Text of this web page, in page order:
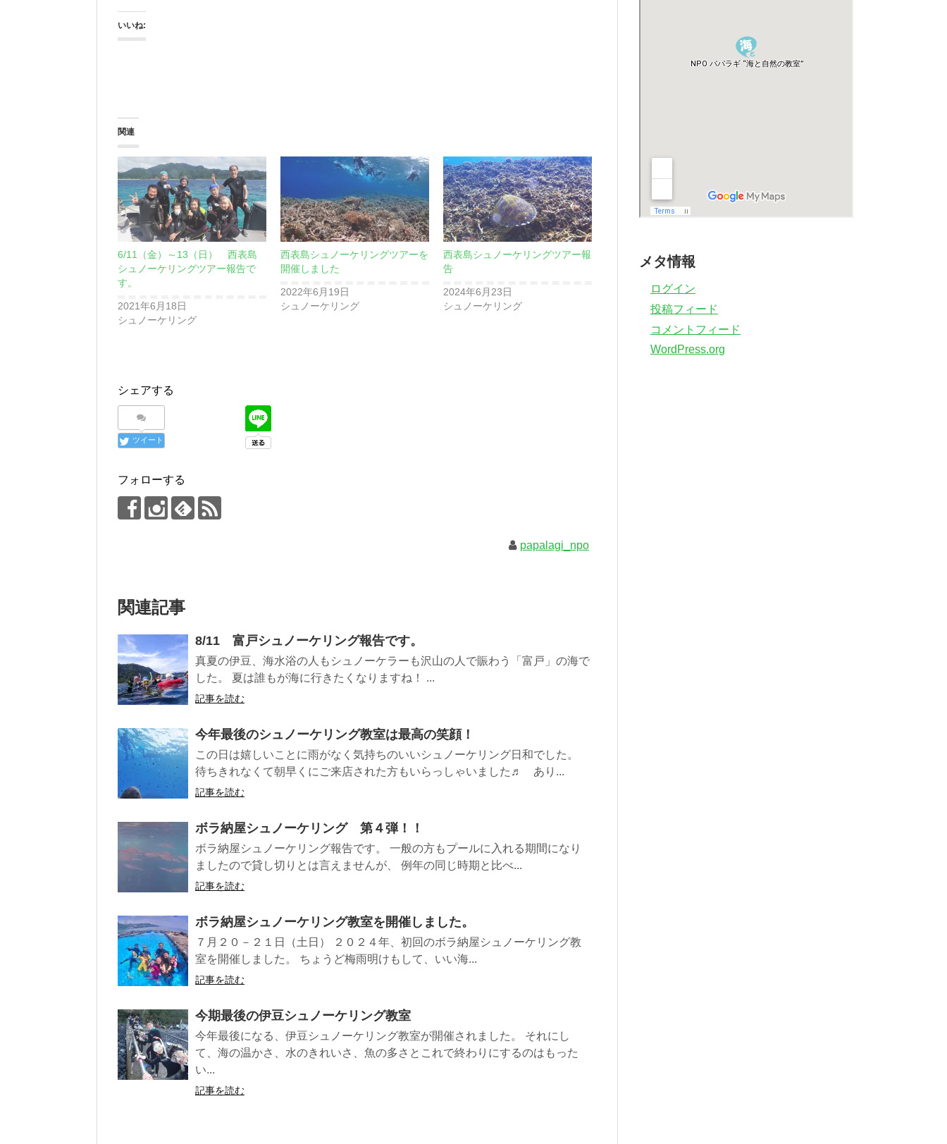
いいね:
関連
6/11（金）～13（日） 西表島
シュノーケリングツアー報告で
す。
2021年6月18日
シュノーケリング
西表島シュノーケリングツアーを
開催しました
2022年6月19日
シュノーケリング
西表島シュノーケリングツアー報
告
2024年6月23日
シュノーケリング
シェアする
ツイート
フォローする
papalagi_npo
関連記事
8/11 富戸シュノーケリング報告です。
真夏の伊豆、海水浴の人もシュノーケラーも沢山の人で賑わう「富戸」の海で
した。 夏は誰もが海に行きたくなりますね！ ...
記事を読む
今年最後のシュノーケリング教室は最高の笑顔！
この日は嬉しいことに雨がなく気持ちのいいシュノーケリング日和でした。
待ちきれなくて朝早くにご来店された方もいらっしゃいました♬ あり...
記事を読む
ボラ納屋シュノーケリング 第４弾！！
ボラ納屋シュノーケリング報告です。 一般の方もプールに入れる期間になり
ましたので貸し切りとは言えませんが、 例年の同じ時期と比べ...
記事を読む
ボラ納屋シュノーケリング教室を開催しました。
７月２０－２１日（土日） ２０２４年、初回のボラ納屋シュノーケリング教
室を開催しました。 ちょうど梅雨明けもして、いい海...
記事を読む
今期最後の伊豆シュノーケリング教室
今年最後になる、伊豆シュノーケリング教室が開催されました。 それにし
て、海の温かさ、水のきれいさ、魚の多さとこれで終わりにするのはもった
い...
記事を読む
メタ情報
ログイン
投稿フィード
コメントフィード
WordPress.org